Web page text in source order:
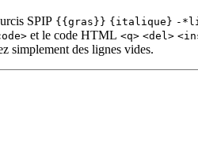
SPIP {{gras}} {italique} -
et le code HTML <q> <del>
simplement des lignes vides.